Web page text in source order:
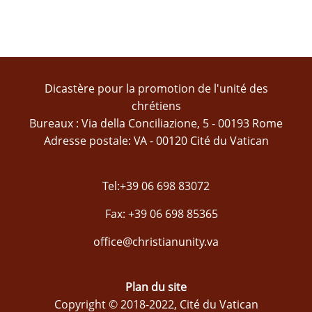
Dicastère pour la promotion de l'unité des
chrétiens
Bureaux : Via della Conciliazione, 5 - 00193 Rome
Adresse postale: VA - 00120 Cité du Vatican
Tel:+39 06 698 83072
Fax: +39 06 698 85365
office@christianunity.va
Plan du site
Copyright © 2018-2022, Cité du Vatican